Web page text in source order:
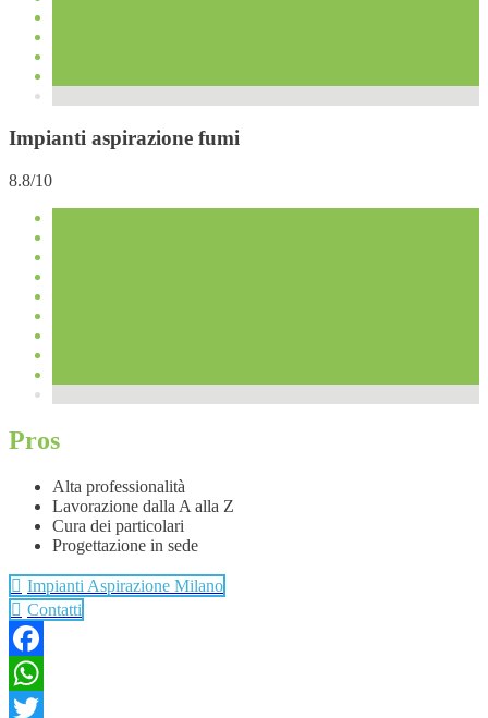
Impianti aspirazione fumi
8.8/10
Pros
Alta professionalità
Lavorazione dalla A alla Z
Cura dei particolari
Progettazione in sede
Impianti Aspirazione Milano
Contatti
Facebook
WhatsApp